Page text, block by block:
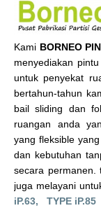
Kami BORNEO
menyediakan
untuk penyekat
bertahun-tahun
bail sliding dan
ruangan anda
yang fleksible
dan kebutuhan
secara permanen.
juga melayani
iP.63, TYPE iP.85